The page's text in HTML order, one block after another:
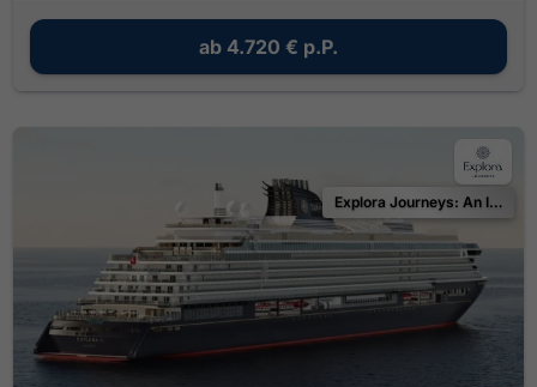
ab 4.720 € p.P.
Explora Journeys: An Invitation to Celebrate